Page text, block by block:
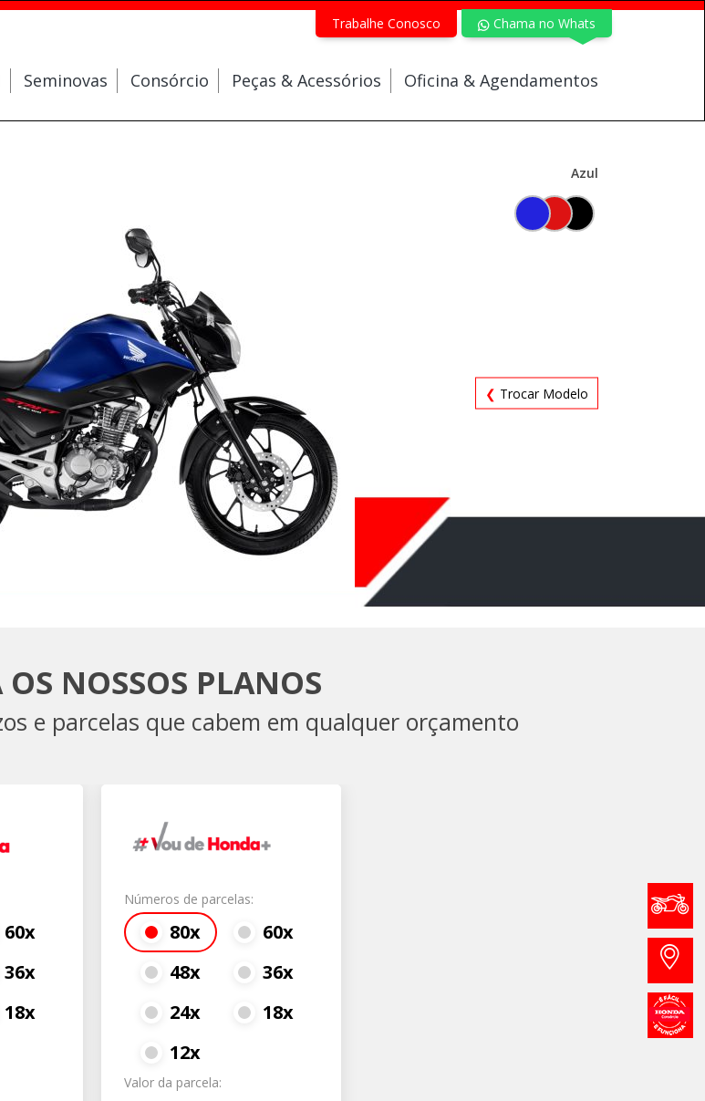
Trabalhe Conosco Chama no Whats
Seminovas Consórcio Peças & Acessórios Oficina & Agendamentos
❮ Trocar Modelo
Azul
NOSSOS PLANOS
e parcelas que cabem em qualquer orçamento
60x
36x
18x
Números de parcelas:
80x
60x
48x
36x
24x
18x
12x
Valor da parcela: